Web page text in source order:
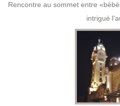
Rencontre au sommet entre
intrigué